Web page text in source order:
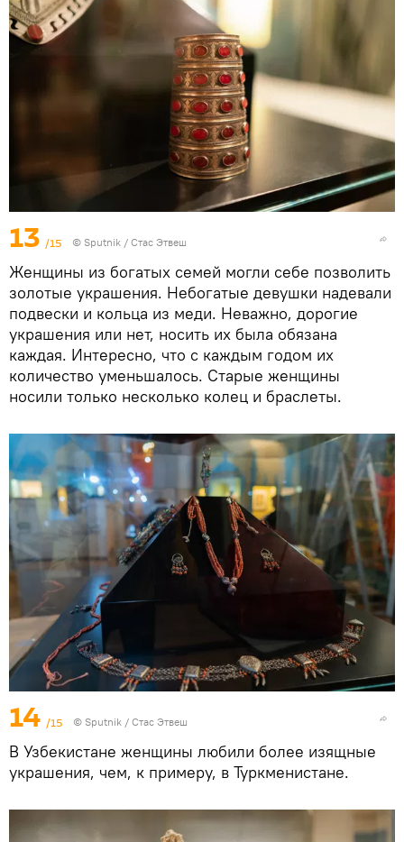
13 /15 © Sputnik / Стас Этвеш
Женщины из богатых семей могли себе позволить
золотые украшения. Небогатые девушки надевали
подвески и кольца из меди. Неважно, дорогие
украшения или нет, носить их была обязана
каждая. Интересно, что с каждым годом их
количество уменьшалось. Старые женщины
носили только несколько колец и браслеты.
14 /15 © Sputnik / Стас Этвеш
В Узбекистане женщины любили более изящные
украшения, чем, к примеру, в Туркменистане.